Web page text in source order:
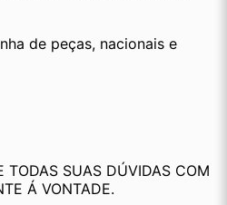
de peças, nacionais e
TODAS SUAS DÚVIDAS COM
Á VONTADE.